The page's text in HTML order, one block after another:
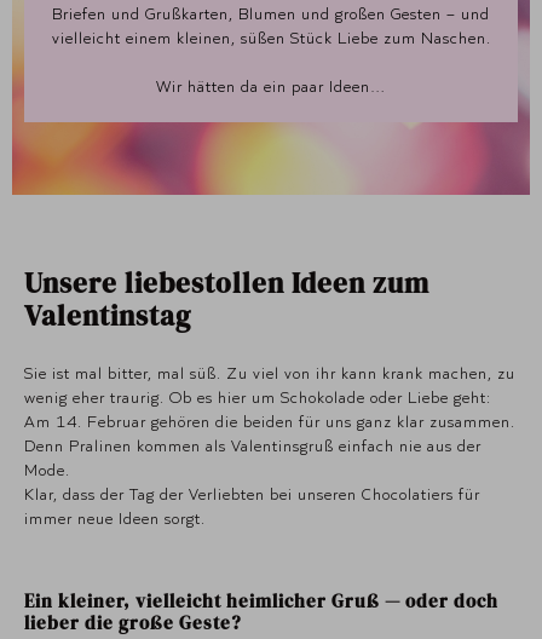
Briefen und Grußkarten, Blumen und großen Gesten – und
vielleicht einem kleinen, süßen Stück Liebe zum Naschen.
Wir hätten da ein paar Ideen…
Unsere liebestollen Ideen zum
Valentinstag
Sie ist mal bitter, mal süß. Zu viel von ihr kann krank machen, zu
wenig eher traurig. Ob es hier um Schokolade oder Liebe geht:
Am 14. Februar gehören die beiden für uns ganz klar zusammen.
Denn Pralinen kommen als Valentinsgruß einfach nie aus der
Mode.
Klar, dass der Tag der Verliebten bei unseren Chocolatiers für
immer neue Ideen sorgt.
Ein kleiner, vielleicht heimlicher Gruß — oder doch
lieber die große Geste?